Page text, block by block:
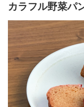
カラフル野菜パ